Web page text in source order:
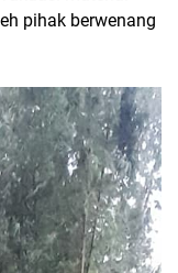
pihak berwenang